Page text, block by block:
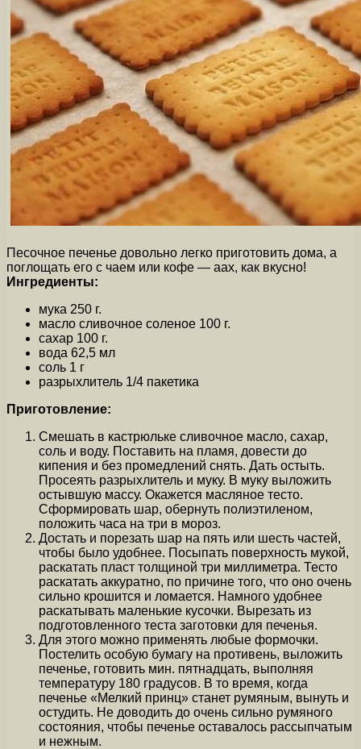
Песочное печенье довольно легко приготовить дома, а
поглощать его с чаем или кофе — аах, как вкусно!
Ингредиенты:
мука 250 г.
масло сливочное соленое 100 г.
сахар 100 г.
вода 62,5 мл
соль 1 г
разрыхлитель 1/4 пакетика
Приготовление:
Смешать в кастрюльке сливочное масло, сахар,
соль и воду. Поставить на пламя, довести до
кипения и без промедлений снять. Дать остыть.
Просеять разрыхлитель и муку. В муку выложить
остывшую массу. Окажется масляное тесто.
Сформировать шар, обернуть полиэтиленом,
положить часа на три в мороз.
Достать и порезать шар на пять или шесть частей,
чтобы было удобнее. Посыпать поверхность мукой,
раскатать пласт толщиной три миллиметра. Тесто
раскатать аккуратно, по причине того, что оно очень
сильно крошится и ломается. Намного удобнее
раскатывать маленькие кусочки. Вырезать из
подготовленного теста заготовки для печенья.
Для этого можно применять любые формочки.
Постелить особую бумагу на противень, выложить
печенье, готовить мин. пятнадцать, выполняя
температуру 180 градусов. В то время, когда
печенье «Мелкий принц» станет румяным, вынуть и
остудить. Не доводить до очень сильно румяного
состояния, чтобы печенье оставалось рассыпчатым
и нежным.